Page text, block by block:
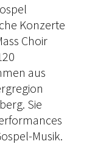
Konzerte
Choir
aus
Sie
Musik.